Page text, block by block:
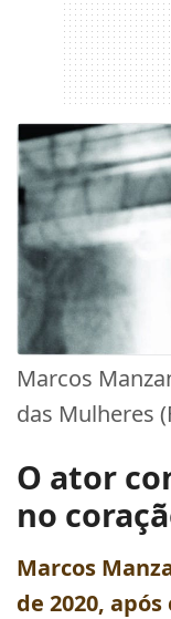
Marcos
das Mulheres
O ator
no
Marcos
de 2020,